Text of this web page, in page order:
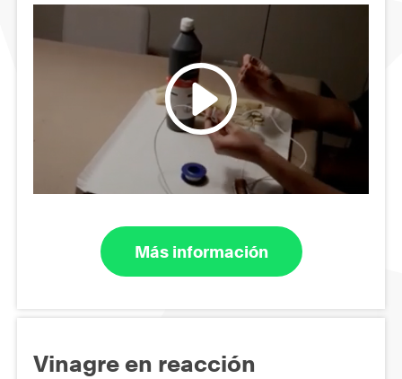
Más información
Vinagre en reacción